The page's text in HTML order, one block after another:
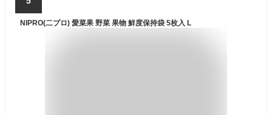
NIPRO(二プロ) 愛菜果 野菜 果物 鮮度保持袋 5枚入 L